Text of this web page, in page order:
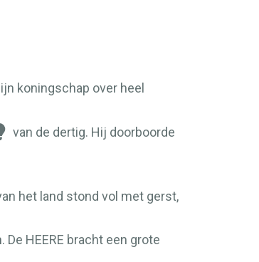
koningschap over heel
van de dertig. Hij doorboorde
het land stond vol met gerst,
De HEERE bracht een grote